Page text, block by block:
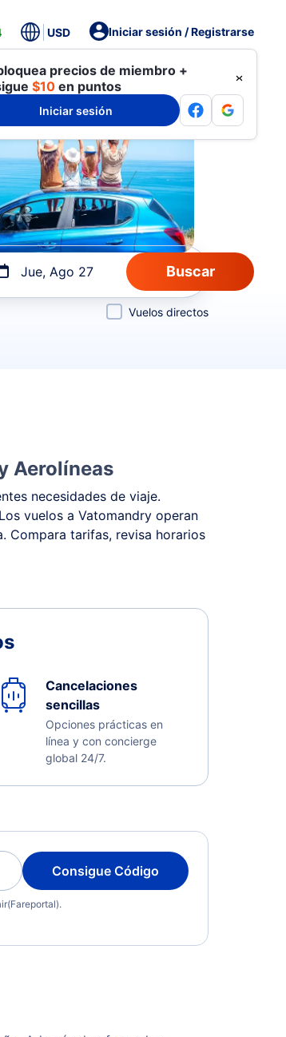
USD Iniciar sesión / Registrarse
precios de miembro +
$10 en puntos
Iniciar sesión
Jue, Ago 27
Vuelos directos
Aerolíneas
necesidades de viaje.
vuelos a Vatomandry operan
Compara tarifas, revisa horarios
Cancelaciones
sencillas
Opciones prácticas en
línea y con concierge
global 24/7.
Consigue Código